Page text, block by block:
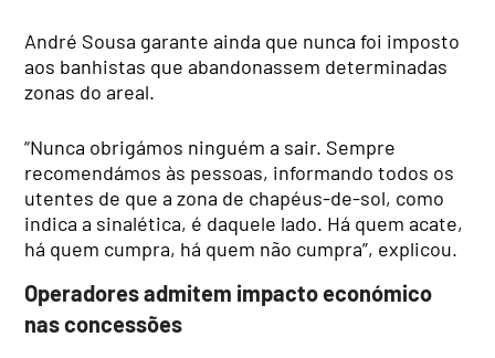
André Sousa garante ainda que nunca foi imposto
aos banhistas que abandonassem determinadas
zonas do areal.
“Nunca obrigámos ninguém a sair. Sempre
recomendámos às pessoas, informando todos os
utentes de que a zona de chapéus-de-sol, como
indica a sinalética, é daquele lado. Há quem acate,
há quem cumpra, há quem não cumpra”, explicou.
Operadores admitem impacto económico
nas concessões